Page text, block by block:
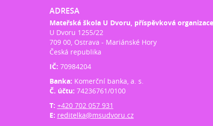
ADRESA
Mateřská škola U Dvoru, příspěvková organizace
U Dvoru 1255/22
709 00, Ostrava - Mariánské Hory
Česká republika
IČ: 70984204
Banka: Komerční banka, a. s.
Č. účtu: 74236761/0100
T: +420 702 057 931
E: reditelka@msudvoru.cz